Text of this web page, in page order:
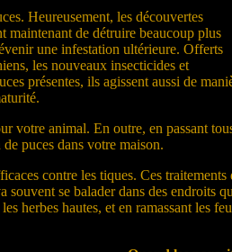
Heureusement, les découvertes
maintenant de détruire beaucoup plus
une infestation ultérieure. Offerts
les nouveaux insecticides et
présentes, ils agissent aussi de
animal. En outre, en passant
puces dans votre maison.
contre les tiques. Ces
souvent se balader dans des
herbes hautes, et en ramassant